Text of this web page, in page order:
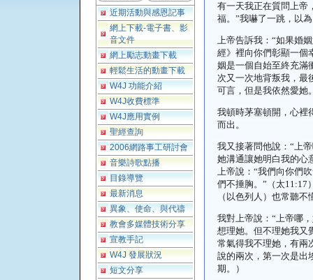
近期活動與感恩記事
網上下載-電子書、影
音文件
網上勵志動畫下載
輕鬆生活的動畫下載
W4J 功能介紹
W4J收費標準
W4J應用實例
聖經查詢
2006網路事工研討會
音樂詩歌點播
目錄導覽
最新消息
異象、使命、與代禱
教會多媒體技術分享
宣教手記
W4J 發展狀況
短文分享
有一天我正在質問上帝
福。 ”我嚇了一跳，以
上帝告訴我： “如果婚
經》裡向你們彰顯一個
姻是一個自始至終充滿
次又一次地背叛我，最
可言，但是我依然愛她
我頓時茅塞頓開，心裡
而出。
我又接著問他說： “上
她溝通讓她明白我的心
上帝說： “我們向你們
們不捶胸。 ” （太11:17
（以色列人）也常聽
我對上帝說： “上帝哪
想理她。但不理她我又
常氣得我不理她，有兩
說的兩次，第一次是出
期。）